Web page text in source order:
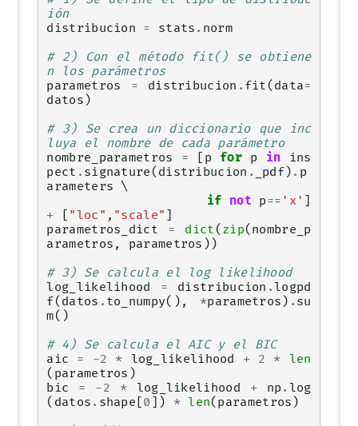
ión
distribucion = stats . norm
# 2) Con el método fit() se obtiene
n los parámetros
parametros
= distribucion . fit ( data=
datos )
# 3) Se crea un diccionario que inc
luya el nombre de cada parámetro
nombre_parametros
= [ p for p in
ins
pect . signature ( distribucion . _pdf) . p
arameters \
if not p== 'x' ]
+
[ "loc" , "scale" ]
parametros_dict
= dict ( zip( nombre_p
arametros , parametros ))
# 3) Se calcula el log likelihood
log_likelihood
= distribucion . logpd
f( datos . to_numpy(), *parametros ) . su
m()
# 4) Se calcula el AIC y el BIC
aic
= -2 * log_likelihood + 2 *
len
( parametros )
bic
= -2 * log_likelihood + np . log
( datos . shape [0 ]) * len( parametros )